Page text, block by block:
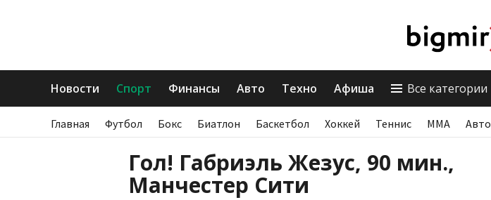
Новости Спорт Финансы Авто Техно Афиша Все категории
Главная Футбол Бокс Биатлон Баскетбол Хоккей Теннис ММА Авто
Гол! Габриэль Жезус, 90 мин.,
Манчестер Сити